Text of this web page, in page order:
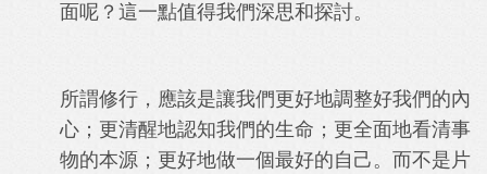
面呢？這一點值得我們深思和探討。
所謂修行，應該是讓我們更好地調整好我們的內
心；更清醒地認知我們的生命；更全面地看清事
物的本源；更好地做一個最好的自己。而不是片